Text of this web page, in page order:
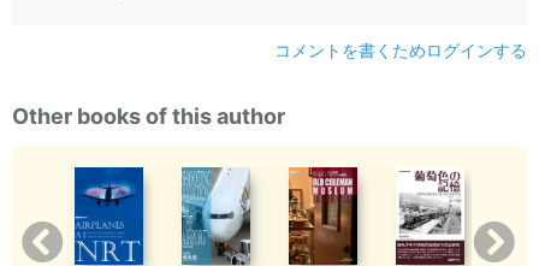
コメントを書くためログインする
Other books of this author